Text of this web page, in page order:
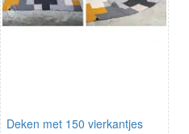
Deken met 150 vierkantjes